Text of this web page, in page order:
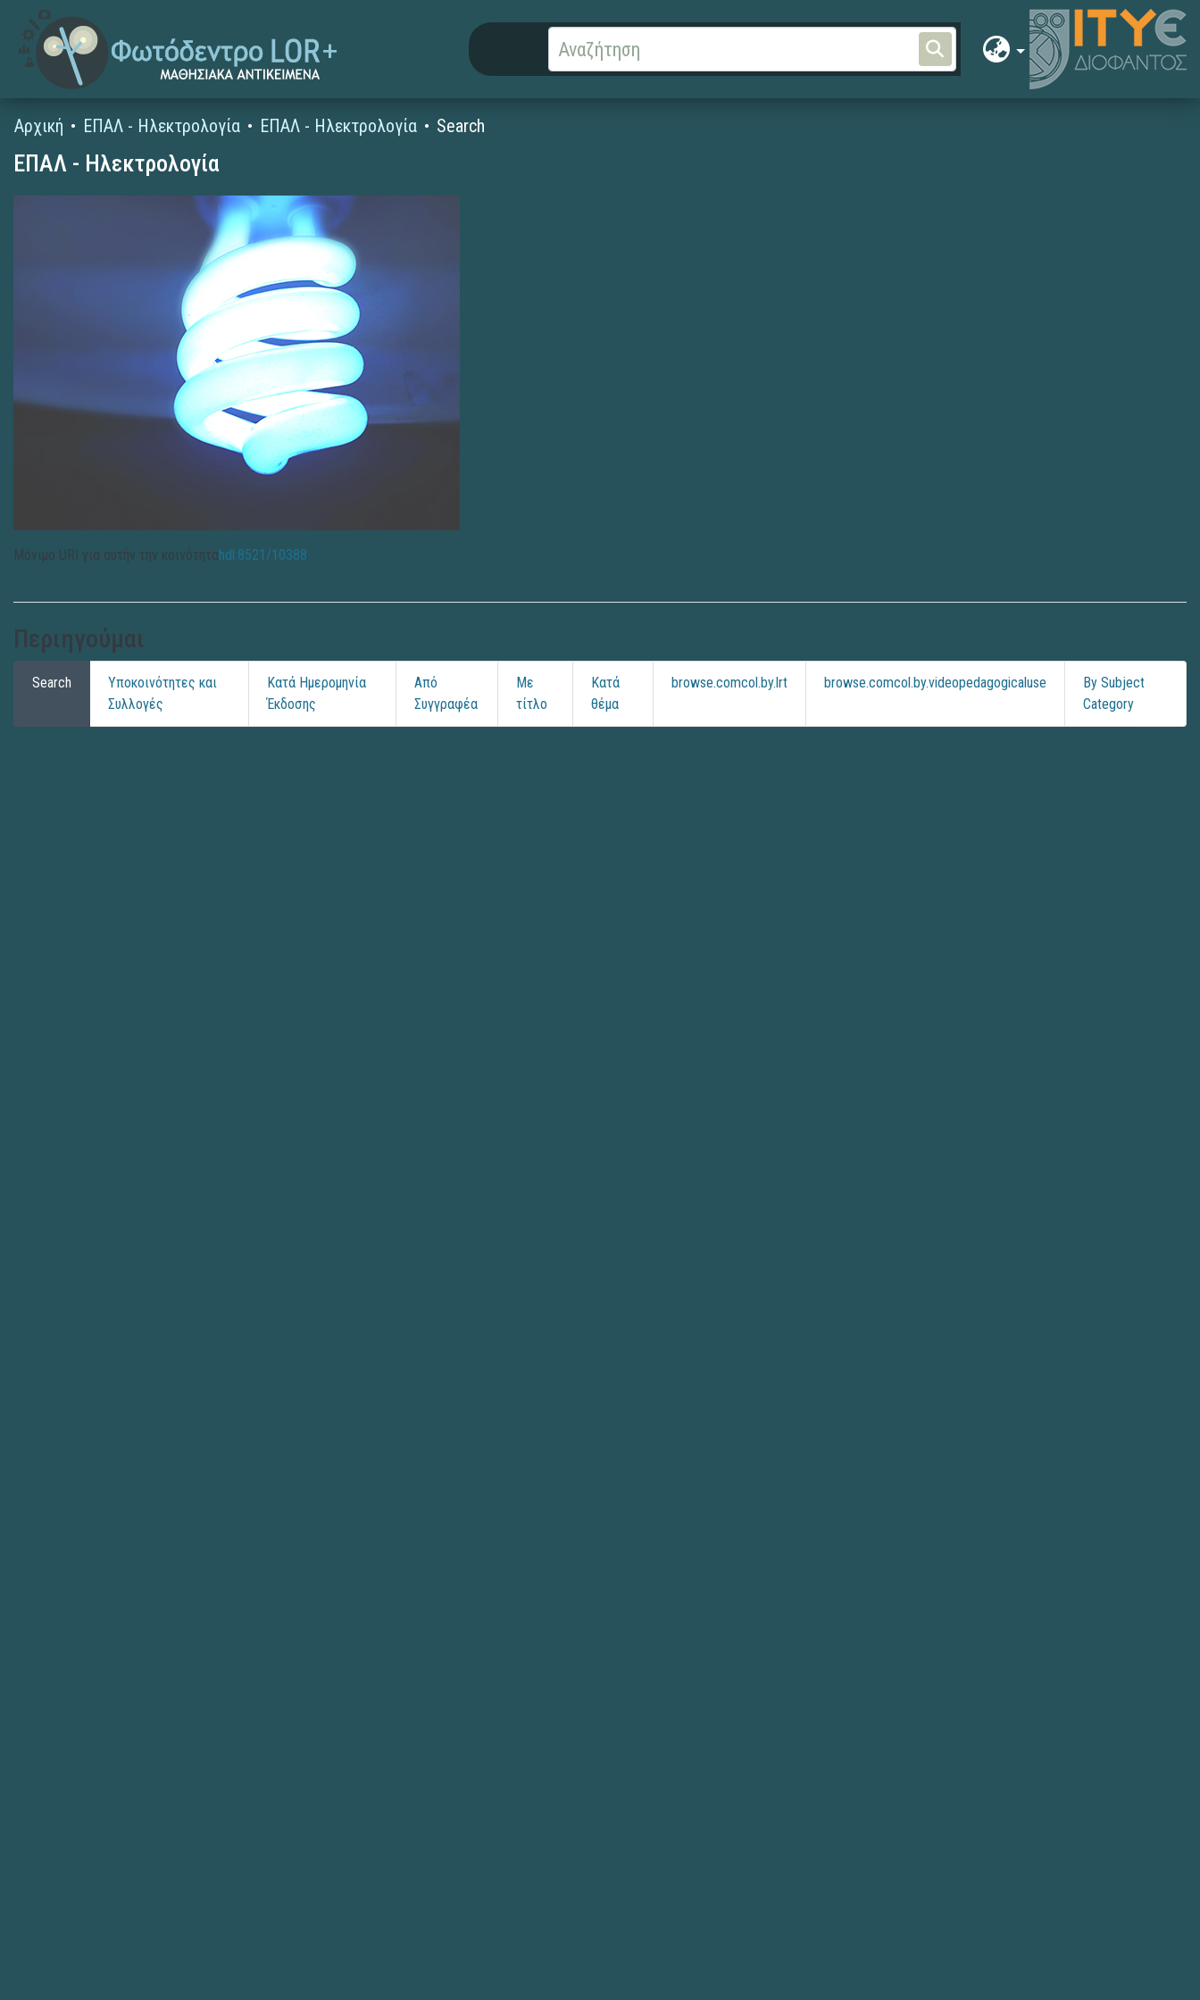
Αρχική ΕΠΑΛ - Ηλεκτρολογία ΕΠΑΛ - Ηλεκτρολογία Search
ΕΠΑΛ - Ηλεκτρολογία
Μόνιμο URI για αυτήν την κοινότηταhdl:8521/10388
Περιηγούμαι
Search
Υποκοινότητες και
Συλλογές
Κατά Ημερομηνία
Έκδοσης
Από
Συγγραφέα
Με
τίτλο
Κατά
θέμα
browse.comcol.by.lrt browse.comcol.by.videopedagogicaluse
By Subject
Category